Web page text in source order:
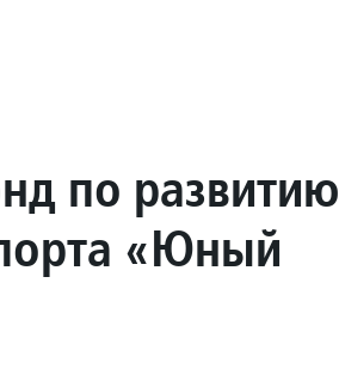
по развитию
«Юный